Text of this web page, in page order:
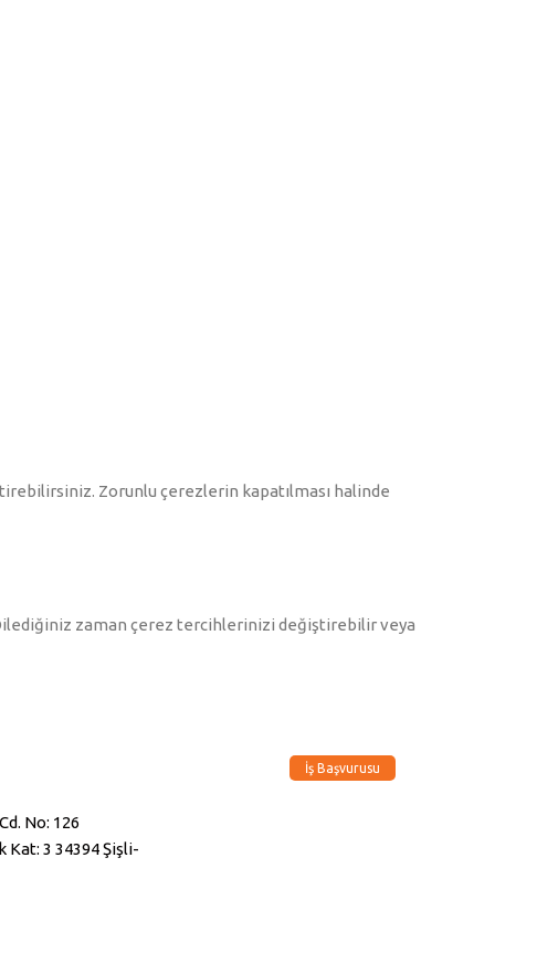
Zorunlu çerezlerin kapatılması halinde
Dilediğiniz zaman çerez tercihlerinizi değiştirebilir veya
No: 126
Kat: 3 34394 Şişli-
İş Başvurusu